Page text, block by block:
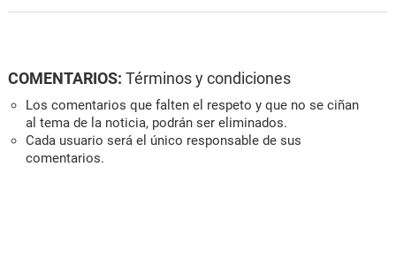
COMENTARIOS: Términos y condiciones
Los comentarios que falten el respeto y que no se ciñan
al tema de la noticia, podrán ser eliminados.
Cada usuario será el único responsable de sus
comentarios.